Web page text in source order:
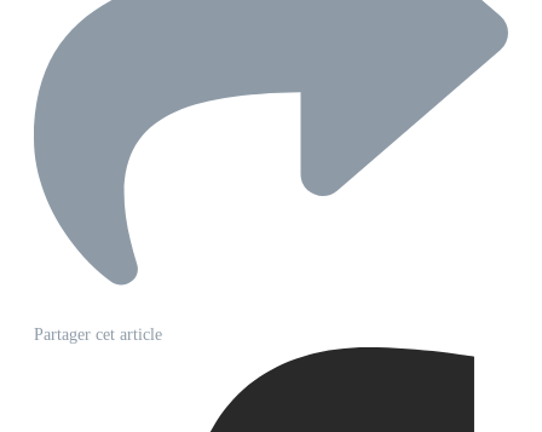
Partager cet article